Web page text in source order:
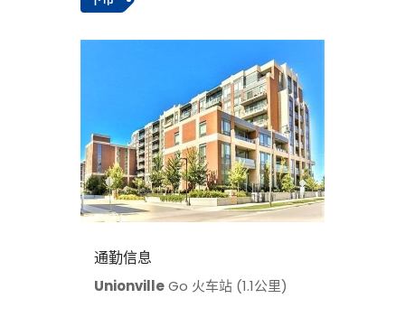
通勤信息
UnionvilleGo 火车站 (1.1公里)